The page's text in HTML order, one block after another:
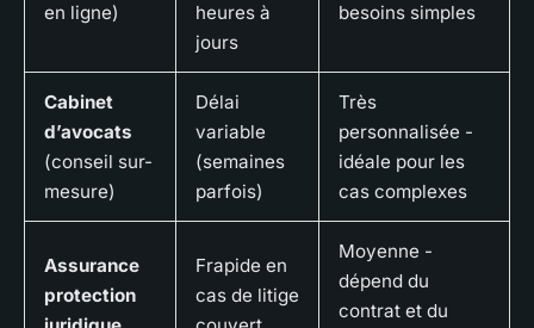
en ligne)
heures à
jours
besoins simples
Cabinet
d’avocats
(conseil sur-
mesure)
Délai
variable
(semaines
parfois)
Très
personnalisée -
idéale pour les
cas complexes
Assurance
protection
Frapide en
cas de litige
Moyenne -
dépend du
contrat et du